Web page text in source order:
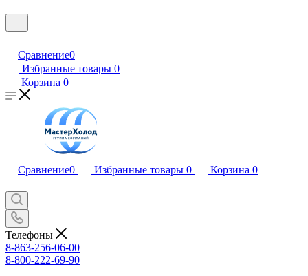
Сравнение0
Избранные товары 0
Корзина 0
Сравнение0 Избранные товары 0 Корзина 0
Телефоны
8-863-256-06-00
8-800-222-69-90